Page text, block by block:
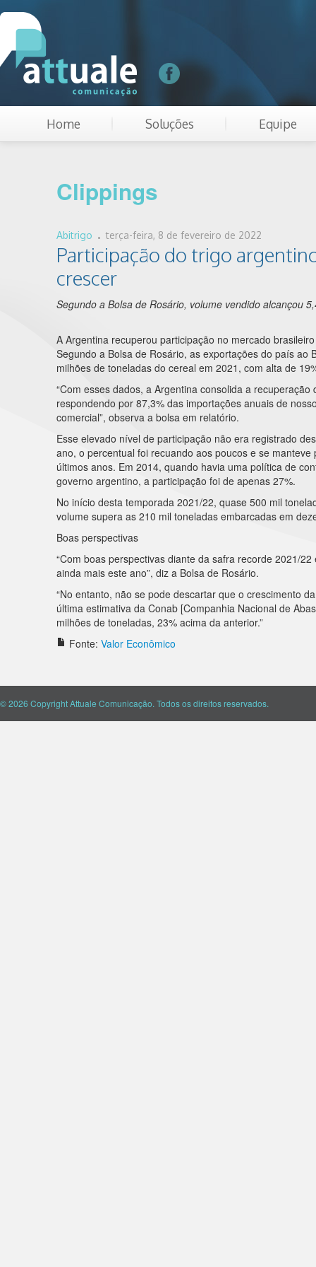
Home Soluções Equipe
Clippings
Abitrigo . terça-feira, 8 de fevereiro de 2022
Participação do trigo
crescer
Segundo a Bolsa de Rosário, volume vendido alcançou
A Argentina recuperou participação no mercado
Segundo a Bolsa de Rosário, as exportações do país ao
milhões de toneladas do cereal em 2021, com alta de
“Com esses dados, a Argentina consolida a recuperação
respondendo por 87,3% das importações anuais de
comercial”, observa a bolsa em relatório.
Esse elevado nível de participação não era registrado
ano, o percentual foi recuando aos poucos e se manteve
últimos anos. Em 2014, quando havia uma política de
governo argentino, a participação foi de apenas 27%.
No início desta temporada 2021/22, quase 500 mil
volume supera as 210 mil toneladas embarcadas em
Boas perspectivas
“Com boas perspectivas diante da safra recorde 2021/
ainda mais este ano”, diz a Bolsa de Rosário.
“No entanto, não se pode descartar que o crescimento
última estimativa da Conab [Companhia Nacional de
milhões de toneladas, 23% acima da anterior.”
Fonte: Valor Econômico
© 2026 Copyright Attuale Comunicação. Todos os direitos reservados.